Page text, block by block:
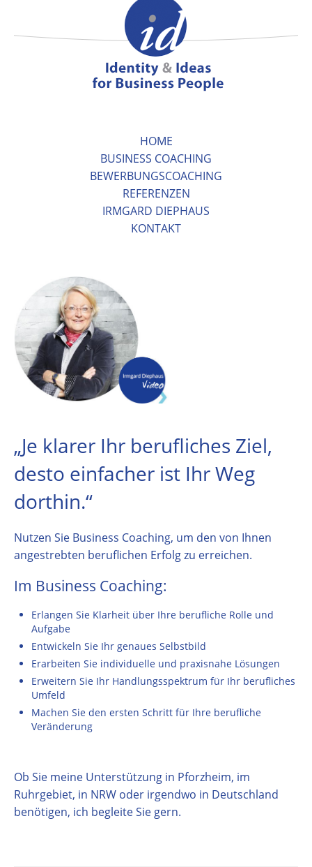
HOME
BUSINESS COACHING
BEWERBUNGSCOACHING
REFERENZEN
IRMGARD DIEPHAUS
KONTAKT
„Je klarer Ihr berufliches Ziel,
desto einfacher ist Ihr Weg
dorthin.“
Nutzen Sie Business Coaching, um den von Ihnen
angestrebten beruflichen Erfolg zu erreichen.
Im Business Coaching:
Erlangen Sie Klarheit über Ihre berufliche Rolle und
Aufgabe
Entwickeln Sie Ihr genaues Selbstbild
Erarbeiten Sie individuelle und praxisnahe Lösungen
Erweitern Sie Ihr Handlungsspektrum für Ihr berufliches
Umfeld
Machen Sie den ersten Schritt für Ihre berufliche
Veränderung
Ob Sie meine Unterstützung in Pforzheim, im
Ruhrgebiet, in NRW oder irgendwo in Deutschland
benötigen, ich begleite Sie gern.